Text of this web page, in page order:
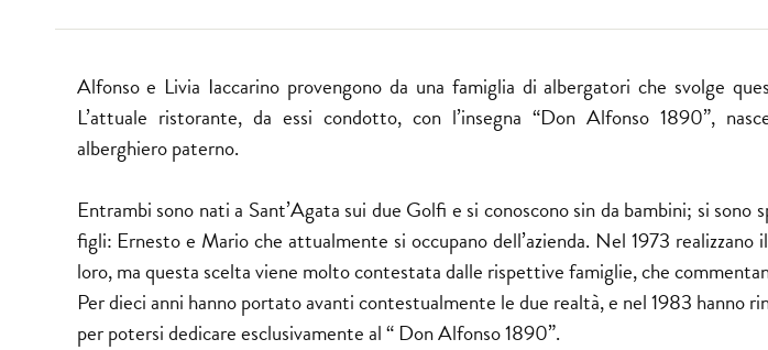
Alfonso e Livia Iaccarino provengono da una famiglia di albergatori che svolge
L’attuale ristorante, da essi condotto, con l’insegna “Don Alfonso 1890”,
alberghiero paterno.
Entrambi sono nati a Sant’Agata sui due Golfi e si conoscono sin da bambini; si sono
figli: Ernesto e Mario che attualmente si occupano dell’azienda. Nel 1973
loro, ma questa scelta viene molto contestata dalle rispettive famiglie, che
Per dieci anni hanno portato avanti contestualmente le due realtà, e nel 1983 hanno
per potersi dedicare esclusivamente al “ Don Alfonso 1890”.